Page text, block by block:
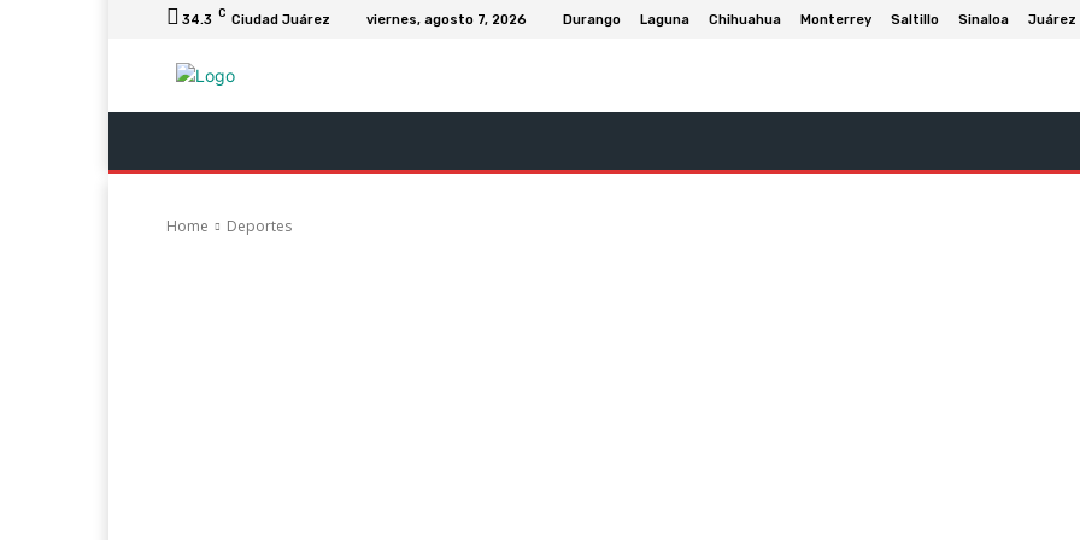
34.3 C Ciudad Juárez viernes, agosto 7, 2026 Durango Laguna Chihuahua Monterrey Saltillo Sinaloa Juárez
Home Deportes